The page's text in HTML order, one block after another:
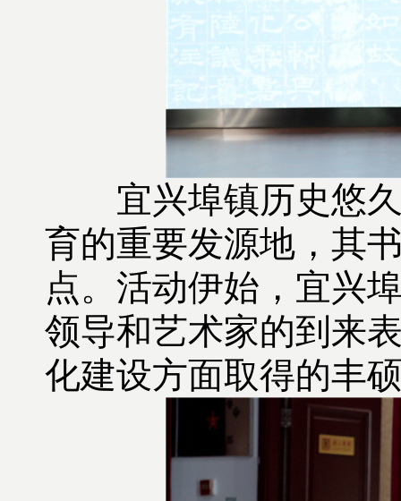
宜兴埠镇历史悠久
育的重要发源地，其
点。活动伊始，宜兴
领导和艺术家的到来
化建设方面取得的丰